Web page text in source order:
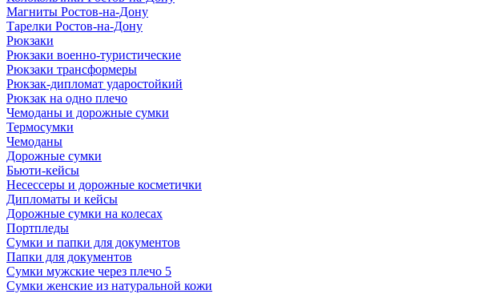
Магниты Ростов-на-Дону
Тарелки Ростов-на-Дону
Рюкзаки
Рюкзаки военно-туристические
Рюкзаки трансформеры
Рюкзак-дипломат ударостойкий
Рюкзак на одно плечо
Чемоданы и дорожные сумки
Термосумки
Чемоданы
Дорожные сумки
Бьюти-кейсы
Несессеры и дорожные косметички
Дипломаты и кейсы
Дорожные сумки на колесах
Портпледы
Сумки и папки для документов
Папки для документов
Сумки мужские через плечо 5
Сумки женские из натуральной кожи